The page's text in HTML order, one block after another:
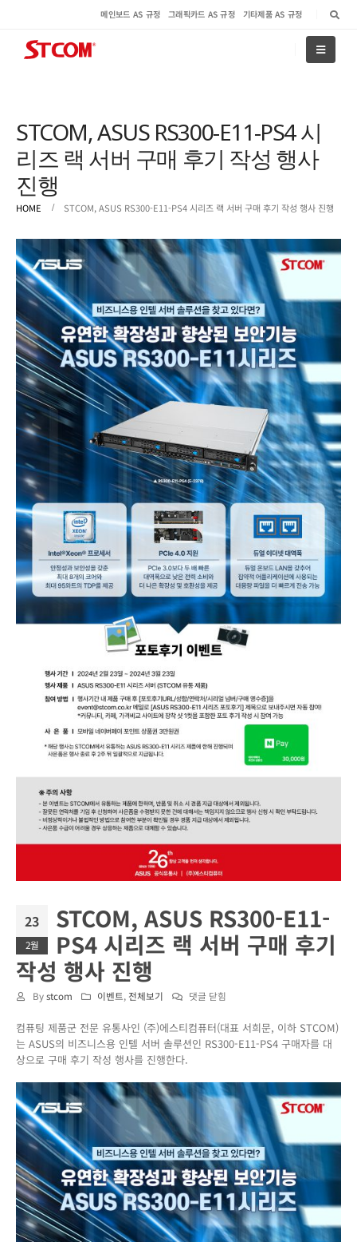
메인보드 AS 규정 그래픽카드 AS 규정 기타제품 AS 규정
STCOM, ASUS RS300-E11-PS4 시
리즈 랙 서버 구매 후기 작성 행사
진행
HOME STCOM, ASUS RS300-E11-PS4 시리즈 랙 서버 구매 후기 작성 행사 진행
23
2월
STCOM, ASUS RS300-E11-
PS4 시리즈 랙 서버 구매 후기
작성 행사 진행
Bystcom 이벤트, 전체보기
STCOM,
RS300-
E11-
즈
랙
서
버
구
매
후
작
댓글 닫힘
컴퓨팅 제품군 전문 유통사인 (주)에스티컴퓨터(대표 서희문, 이하 STCOM)
는 ASUS의 비즈니스용 인텔 서버 솔루션인 RS300-E11-PS4 구매자를 대
상으로 구매 후기 작성 행사를 진행한다.